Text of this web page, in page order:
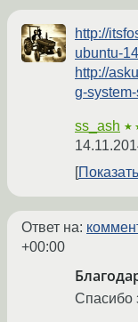
http://
ubuntu-
http://
g-
ss_ash
Ответ на:
+00:00
Спасибо